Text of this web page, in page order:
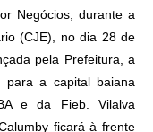
Negócios, durante a
(CJE), no dia 28 de
pela Prefeitura, a
para a capital baiana
e da Fieb. Vilalva
ficará à frente